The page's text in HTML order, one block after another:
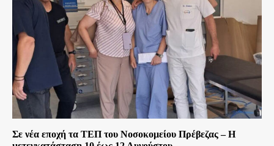
Σε νέα εποχή τα ΤΕΠ του Νοσοκομείου Πρέβεζας – Η